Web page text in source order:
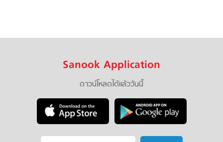
Sanook Application
ดาวน์โหลดได้แล้ววันนี้